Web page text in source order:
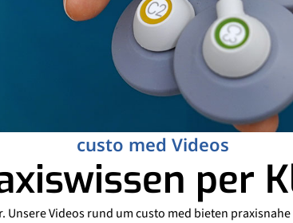
custo med Videos
per
Videos rund um custo med bieten